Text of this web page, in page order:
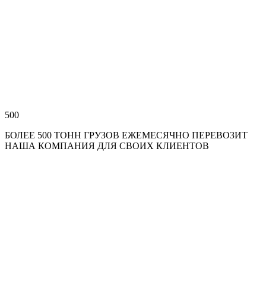
500
БОЛЕЕ 500 ТОНН ГРУЗОВ ЕЖЕМЕСЯЧНО ПЕРЕВОЗИТ
НАША КОМПАНИЯ ДЛЯ СВОИХ КЛИЕНТОВ